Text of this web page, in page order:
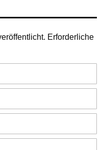
Erforderliche